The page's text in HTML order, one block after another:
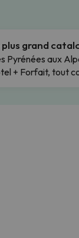
plus grand
Pyrénées aux
+ Forfait, tout